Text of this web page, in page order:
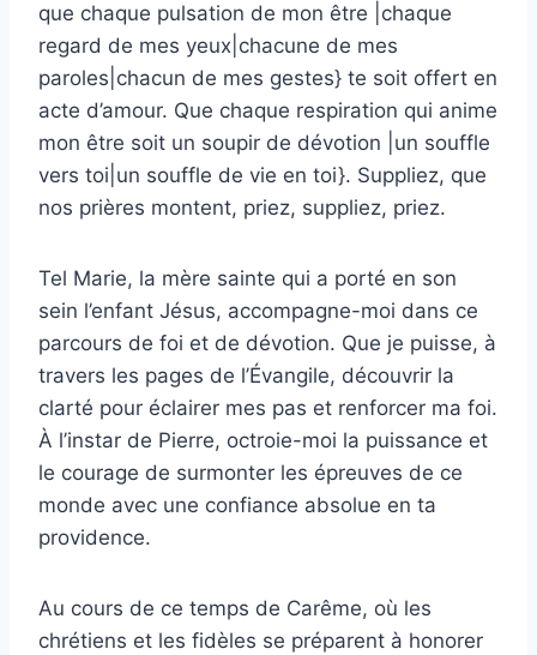
que chaque pulsation de mon être |chaque
regard de mes yeux|chacune de mes
paroles|chacun de mes gestes} te soit offert en
acte d’amour. Que chaque respiration qui anime
mon être soit un soupir de dévotion |un souffle
vers toi|un souffle de vie en toi}. Suppliez, que
nos prières montent, priez, suppliez, priez.
Tel Marie, la mère sainte qui a porté en son
sein l’enfant Jésus, accompagne-moi dans ce
parcours de foi et de dévotion. Que je puisse, à
travers les pages de l’Évangile, découvrir la
clarté pour éclairer mes pas et renforcer ma foi.
À l’instar de Pierre, octroie-moi la puissance et
le courage de surmonter les épreuves de ce
monde avec une confiance absolue en ta
providence.
Au cours de ce temps de Carême, où les
chrétiens et les fidèles se préparent à honorer